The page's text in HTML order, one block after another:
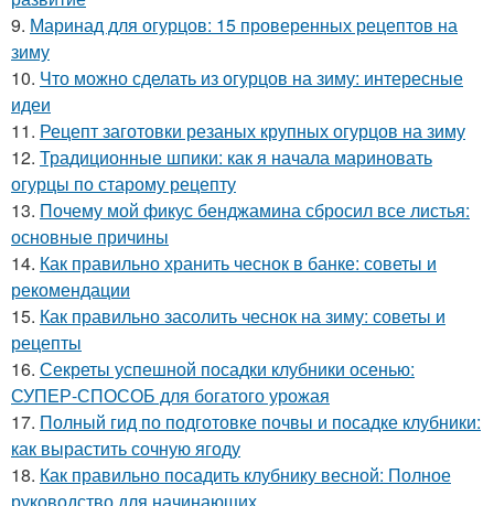
9. Маринад для огурцов: 15 проверенных рецептов на
зиму
10. Что можно сделать из огурцов на зиму: интересные
идеи
11. Рецепт заготовки резаных крупных огурцов на зиму
12. Традиционные шпики: как я начала мариновать
огурцы по старому рецепту
13. Почему мой фикус бенджамина сбросил все листья:
основные причины
14. Как правильно хранить чеснок в банке: советы и
рекомендации
15. Как правильно засолить чеснок на зиму: советы и
рецепты
16. Секреты успешной посадки клубники осенью:
СУПЕР-СПОСОБ для богатого урожая
17. Полный гид по подготовке почвы и посадке клубники:
как вырастить сочную ягоду
18. Как правильно посадить клубнику весной: Полное